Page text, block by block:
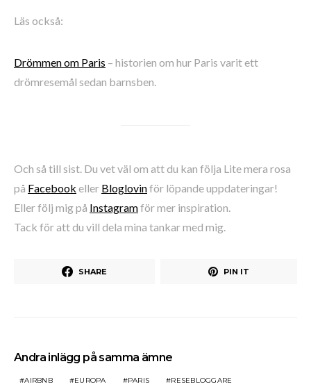
Läs också:
Drömmen om Paris – historien om hur Paris varit ett
drömresemål sedan barnsben.
Och så till sist. Du vet väl om att du kan följa Lite mera rosa
på Facebook eller Bloglovinför löpande uppdateringar!
Eller följ mig på Instagramför mer inspiration.
Tack för att du vill dela mina tankar med mig.
SHARE PIN IT
Andra inlägg på samma ämne
AIRBNB EUROPA PARIS
RESEBLOGGARE